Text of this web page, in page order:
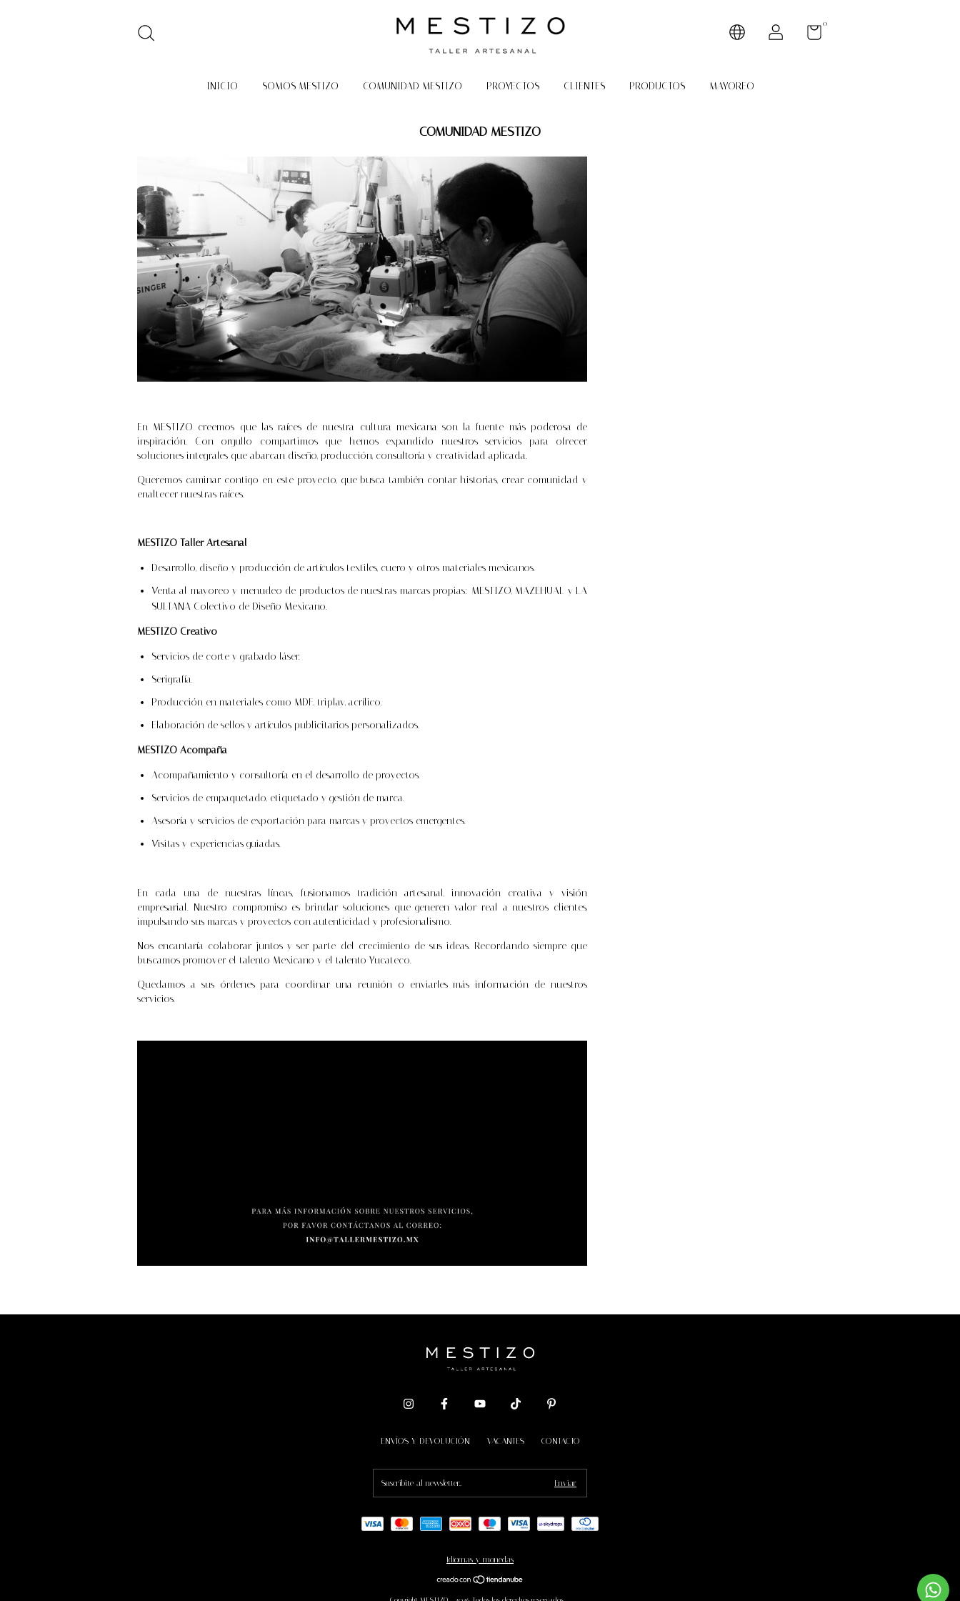
0
INICIO SOMOS MESTIZO COMUNIDAD MESTIZO PROYECTOS CLIENTES PRODUCTOS MAYOREO
COMUNIDAD MESTIZO
En MESTIZO creemos que las raíces de nuestra cultura mexicana son la fuente más poderosa de
inspiración. Con orgullo compartimos que hemos expandido nuestros servicios para ofrecer
soluciones integrales que abarcan diseño, producción, consultoría y creatividad aplicada.
Queremos caminar contigo en este proyecto, que busca también contar historias, crear comunidad y
enaltecer nuestras raíces.
MESTIZO Taller Artesanal
Desarrollo, diseño y producción de artículos textiles, cuero y otros materiales mexicanos.
Venta al mayoreo y menudeo de productos de nuestras marcas propias: MESTIZO, MAZEHUAL y LA
SULTANA Colectivo de Diseño Mexicano.
MESTIZO Creativo
Servicios de corte y grabado láser.
Serigrafía.
Producción en materiales como MDF, triplay, acrílico.
Elaboración de sellos y artículos publicitarios personalizados.
MESTIZO Acompaña
Acompañamiento y consultoría en el desarrollo de proyectos.
Servicios de empaquetado, etiquetado y gestión de marca.
Asesoría y servicios de exportación para marcas y proyectos emergentes.
Visitas y experiencias guiadas.
En cada una de nuestras líneas, fusionamos tradición artesanal, innovación creativa y visión
empresarial. Nuestro compromiso es brindar soluciones que generen valor real a nuestros clientes,
impulsando sus marcas y proyectos con autenticidad y profesionalismo.
Nos encantaría colaborar juntos y ser parte del crecimiento de sus ideas. Recordando siempre que
buscamos promover el talento Mexicano y el talento Yucateco.
Quedamos a sus órdenes para coordinar una reunión o enviarles más información de nuestros
servicios.
ENVÍOS Y DEVOLUCIÓN VACANTES CONTACTO
Idiomas y monedas